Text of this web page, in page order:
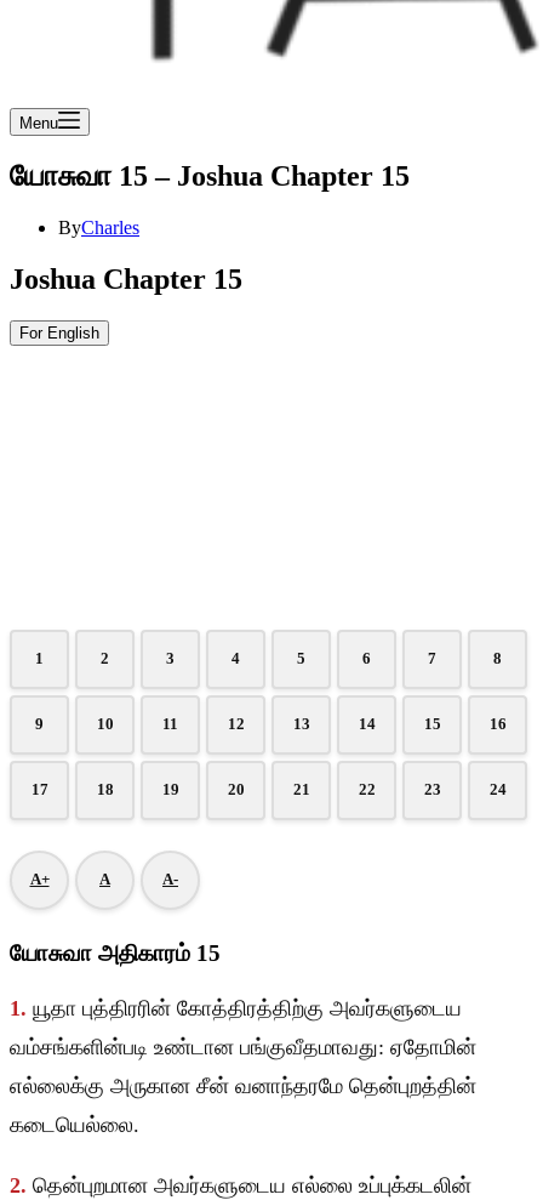
Menu
யோசுவா 15 – Joshua Chapter 15
ByCharles
Joshua Chapter 15
For English
1 2 3 4 5 6 7 8
9 10 11 12 13 14 15 16
17 18 19 20 21 22 23 24
A+ A A-
யோசுவா அதிகாரம் 15
1. யூதா புத்திரரின் கோத்திரத்திற்கு அவர்களுடைய
வம்சங்களின்படி உண்டான பங்குவீதமாவது: ஏதோமின்
எல்லைக்கு அருகான சீன் வனாந்தரமே தென்புறத்தின்
கடையெல்லை.
2. தென்புறமான அவர்களுடைய எல்லை உப்புக்கடலின்